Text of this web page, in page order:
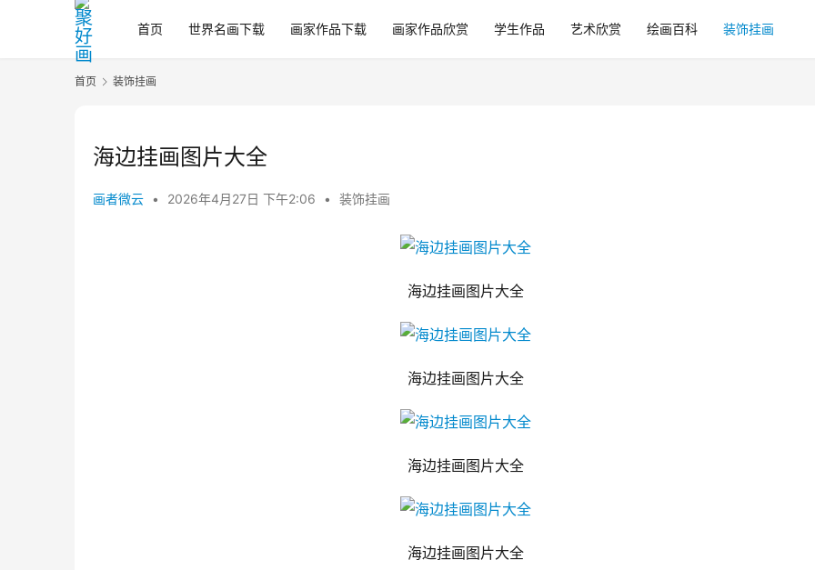
首页 世界名画下载 画家作品下载 画家作品欣赏 学生作品 艺术欣赏 绘画百科 装饰挂画
首页 装饰挂画
海边挂画图片大全
画者微云 • 2026年4月27日 下午2:06 • 装饰挂画
海边挂画图片大全
海边挂画图片大全
海边挂画图片大全
海边挂画图片大全